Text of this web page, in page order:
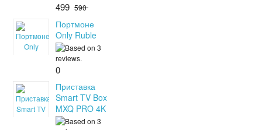
499 590
Портмоне
Only Ruble
0
Приставка
Smart TV Box
MXQ PRO 4K